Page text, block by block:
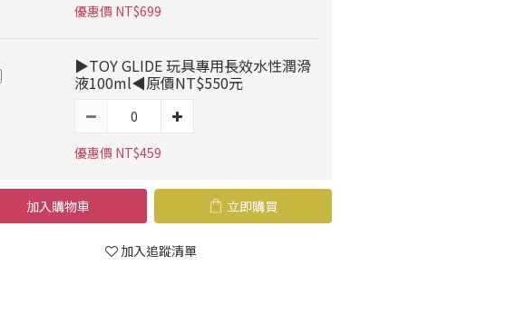
優惠價 NT$699
▶TOY GLIDE 玩具專用長效水性潤滑
液100ml◀原價NT$550元
優惠價 NT$459
加入購物車 立即購買
加入追蹤清單